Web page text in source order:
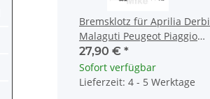
Bremsklotz für Aprilia Derbi
Malaguti Peugeot Piaggio
Suzuki Yamaha
27,90 € *
Sofort verfügbar
Lieferzeit: 4 - 5 Werktage